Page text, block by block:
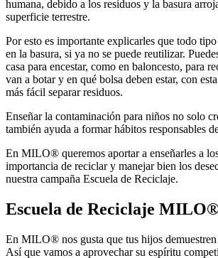
humana, debido a los residuos y la basura
superficie terrestre.
Por esto es importante explicarles que todo
en la basura, si ya no se puede reutilizar.
casa para encestar, como en baloncesto, para
van a botar y en qué bolsa deben estar, con
más fácil separar residuos.
Enseñar la contaminación para niños no solo
también ayuda a formar hábitos responsables
En MILO® queremos aportar a enseñarles a
importancia de reciclar y manejar bien los
nuestra campaña Escuela de Reciclaje.
Escuela de Reciclaje
En MILO® nos gusta que tus hijos
Así que vamos a aprovechar su espíritu